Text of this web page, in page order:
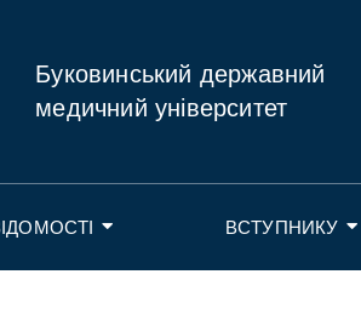
Буковинський державний
медичний університет
ВСТУПНИКУ